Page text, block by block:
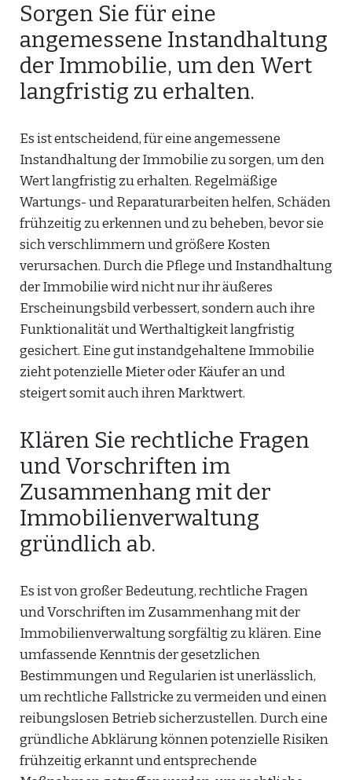
Sorgen Sie für eine
angemessene Instandhaltung
der Immobilie, um den Wert
langfristig zu erhalten.
Es ist entscheidend, für eine angemessene
Instandhaltung der Immobilie zu sorgen, um den
Wert langfristig zu erhalten. Regelmäßige
Wartungs- und Reparaturarbeiten helfen, Schäden
frühzeitig zu erkennen und zu beheben, bevor sie
sich verschlimmern und größere Kosten
verursachen. Durch die Pflege und Instandhaltung
der Immobilie wird nicht nur ihr äußeres
Erscheinungsbild verbessert, sondern auch ihre
Funktionalität und Werthaltigkeit langfristig
gesichert. Eine gut instandgehaltene Immobilie
zieht potenzielle Mieter oder Käufer an und
steigert somit auch ihren Marktwert.
Klären Sie rechtliche Fragen
und Vorschriften im
Zusammenhang mit der
Immobilienverwaltung
gründlich ab.
Es ist von großer Bedeutung, rechtliche Fragen
und Vorschriften im Zusammenhang mit der
Immobilienverwaltung sorgfältig zu klären. Eine
umfassende Kenntnis der gesetzlichen
Bestimmungen und Regularien ist unerlässlich,
um rechtliche Fallstricke zu vermeiden und einen
reibungslosen Betrieb sicherzustellen. Durch eine
gründliche Abklärung können potenzielle Risiken
frühzeitig erkannt und entsprechende